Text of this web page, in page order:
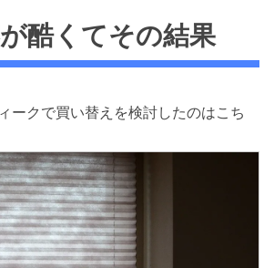
酷くてその結果
ークで買い替えを検討したのはこち